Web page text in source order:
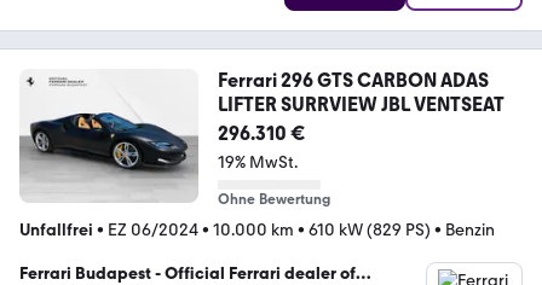
Ferrari 296 GTS CARBON ADAS
LIFTER SURRVIEW JBL VENTSEAT
296.310 €
19% MwSt.
Ohne Bewertung
Unfallfrei • EZ 06/2024• 10.000 km • 610 kW (829 PS) • Benzin
Ferrari Budapest - Official Ferrari dealer of